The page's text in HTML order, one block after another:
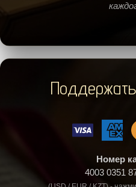
Номер
4003 0351